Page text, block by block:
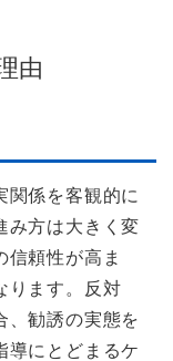
由
関係を客観的に
み方は大きく変
信頼性が高ま
ります。反対
、勧誘の実態を
導にとどまるケ